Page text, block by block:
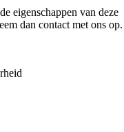
eigenschappen van deze
dan contact met ons op.